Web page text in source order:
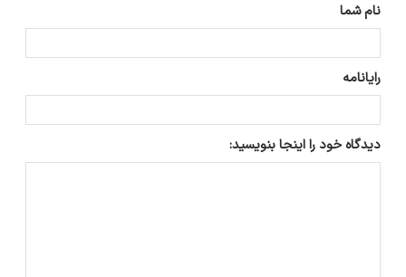
نام شما
رایانامه
دیدگاه خود را اینجا بنویسید: